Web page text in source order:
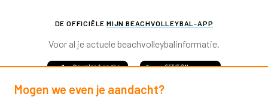
DE OFFICIËLE MIJN BEACHVOLLEYBAL-APP
Voor al je actuele beachvolleybalinformatie.
Mogen we even je aandacht?